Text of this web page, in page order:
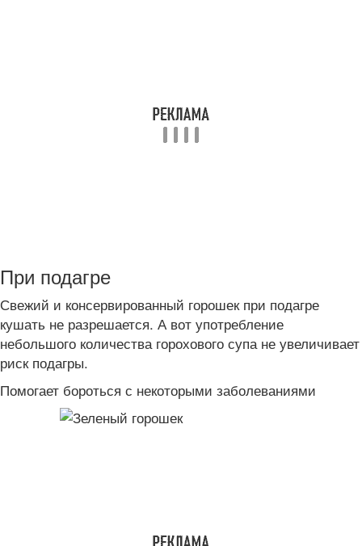
При подагре
Свежий и консервированный горошек при подагре
кушать не разрешается. А вот употребление
небольшого количества горохового супа не увеличивает
риск подагры.
Помогает бороться с некоторыми заболеваниями